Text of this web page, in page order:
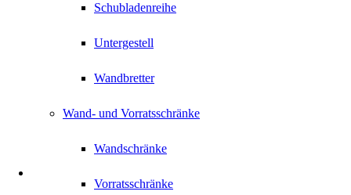
Schubladenreihe
Untergestell
Wandbretter
Wand- und Vorratsschränke
Wandschränke
Vorratsschränke